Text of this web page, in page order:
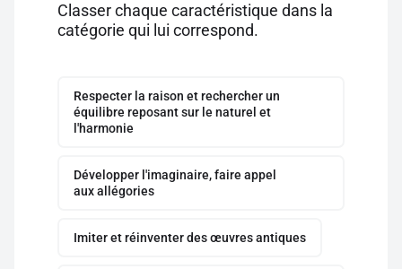
Classer chaque caractéristique dans la
catégorie qui lui correspond.
Respecter la raison et rechercher un
équilibre reposant sur le naturel et
l'harmonie
Développer l'imaginaire, faire appel
aux allégories
Imiter et réinventer des œuvres antiques